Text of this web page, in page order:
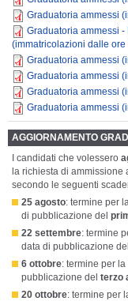
Graduatoria ammessi
Graduatoria ammessi
(immatricolazioni dalle
Graduatoria ammessi
Graduatoria ammessi
Graduatoria ammessi
Graduatoria ammessi
AGGIORNAMENTO
I candidati che volessero
la richiesta di ammissione
secondo le seguenti
25 agosto: termine per
di pubblicazione del
22 settembre: termine
data di pubblicazione del
6 ottobre: termine per
pubblicazione del terzo
20 ottobre: termine per